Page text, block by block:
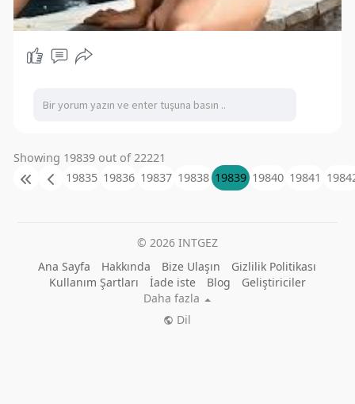
Showing 19839 out of 22221
19835 19836 19837 19838 19839 19840 19841
© 2026 INTGEZ
Ana Sayfa
Hakkında Bize Ulaşın
Gizlilik Politikası
Kullanım Şartları
İade iste Blog
Geliştiriciler
Daha fazla
Dil